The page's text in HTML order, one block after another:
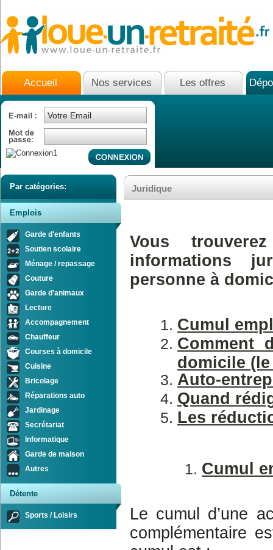
Accueil Nos services Les offres
Par catégories:
Emplois
Garde d'enfants
Soutien scolaire
Ménage / repassage
Couture
Garde d'animaux
Lecture
Accompagnement
Chauffeur
Courses à domicile
Cuisine
Bricolage
Réparations auto
Jardinage
Secrétariat
Informatique
Garde de maison
Autres
Détente
Sports / Loisirs
Juridique
Vous
informations
personne à
Cumul
Comment
domicile
Auto-
Quand
Les
Cumul
Le cumul d’une
complémentaire